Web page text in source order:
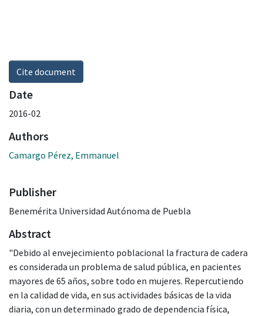
Cite document
Date
2016-02
Authors
Camargo Pérez, Emmanuel
Publisher
Benemérita Universidad Autónoma de Puebla
Abstract
"Debido al envejecimiento poblacional la fractura de cadera
es considerada un problema de salud pública, en pacientes
mayores de 65 años, sobre todo en mujeres. Repercutiendo
en la calidad de vida, en sus actividades básicas de la vida
diaria, con un determinado grado de dependencia física,